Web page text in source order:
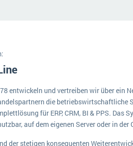
Ihr
aus
diese
wichtigsten Punkte, die es zu
Service Level Agreements (SLA) und ERP:
ERP-Software für Abfallentsorger
entwickeln und vertreiben wir über ein
die betriebswirtschaftliche
für ERP, CRM, BI & PPS. Das
auf dem eigenen Server oder in der
der stetigen konsequenten